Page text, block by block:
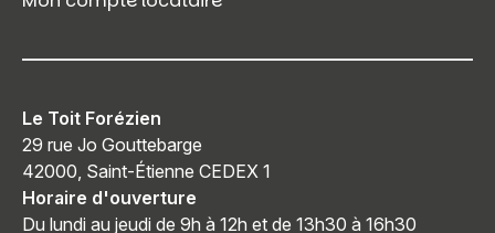
Le Toit Forézien
29 rue Jo Gouttebarge
42000, Saint-Étienne CEDEX 1
Horaire d'ouverture
Du lundi au jeudi de 9h à 12h et de 13h30 à 16h30